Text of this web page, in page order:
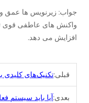
جواب: زیرنویس ها عمق
واکنش های عاطفی قوی
افزایش می دهد.
قبلی:تکنیک‌های کلیدی
بعدی:آیا باید سیستم فعال یا